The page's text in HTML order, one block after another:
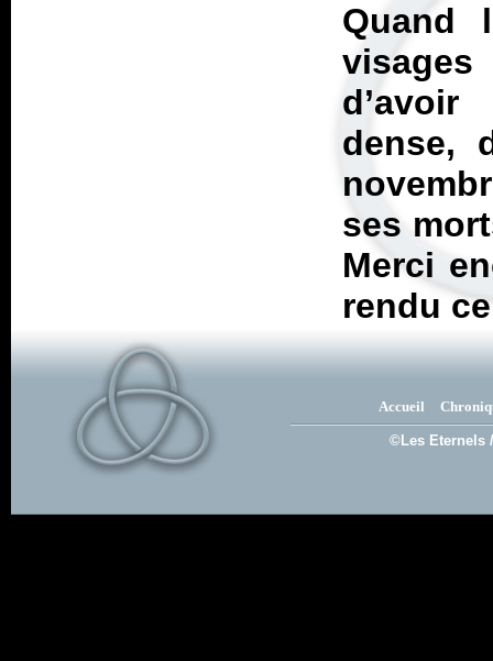
Quand
dense,
ses
Merci
rendu
Accueil
©Les Eternels